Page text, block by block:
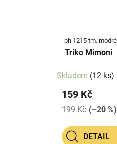
ph 1215 tm. modré
Triko Mimoni
Skladem (12 ks)
159 Kč
199 Kč (–20 %)
DETAIL